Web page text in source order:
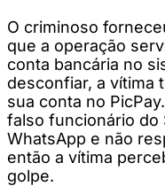
O criminoso
que a operação
conta bancária no
desconfiar, a vítima
sua conta no
falso funcionário do
WhatsApp e não
então a vítima
golpe.